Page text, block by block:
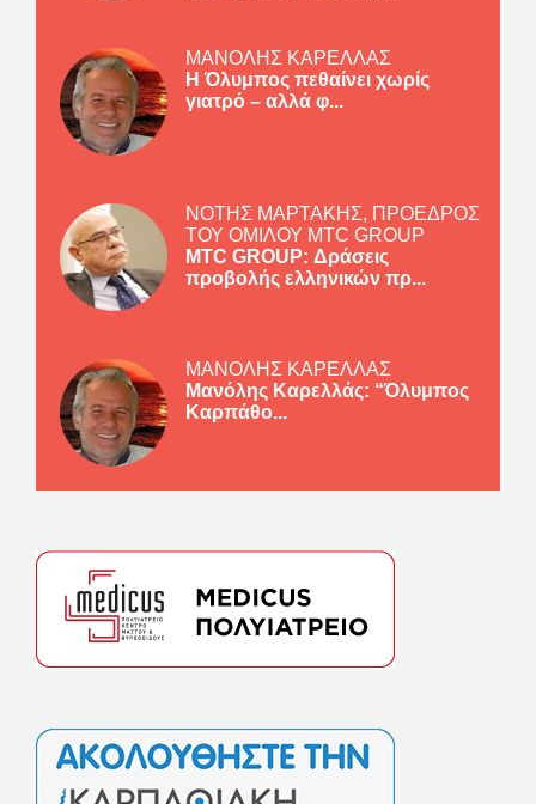
ΜΑΝΟΛΗΣ ΚΑΡΕΛΛΑΣ
Η Όλυμπος πεθαίνει χωρίς
γιατρό – αλλά φ...
ΝΟΤΗΣ ΜΑΡΤΑΚΗΣ, ΠΡΟΕΔΡΟΣ
ΤΟΥ ΟΜΙΛΟΥ MTC GROUP
MTC GROUP: Δράσεις
προβολής ελληνικών πρ...
ΜΑΝΟΛΗΣ ΚΑΡΕΛΛΑΣ
Μανόλης Καρελλάς: “Όλυμπος
Καρπάθο...